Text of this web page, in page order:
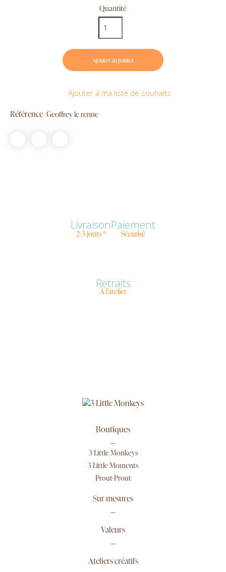
Quantité
Ajouter au panier
Ajouter à ma liste de souhaits
Référence Geoffrey le renne
Livraison
2-3 jours *
Paiement
Sécurisé
Retraits
À l’atelier
Boutiques
3 Little Monkeys
3 Little Moments
Prout-Prout
Sur mesures
Valeurs
Ateliers créatifs